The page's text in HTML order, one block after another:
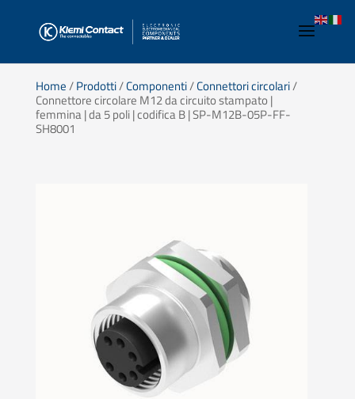
Home/Prodotti/Componenti/Connettori circolari/
Connettore circolare M12 da circuito stampato |
femmina | da 5 poli | codifica B | SP-M12B-05P-FF-
SH8001